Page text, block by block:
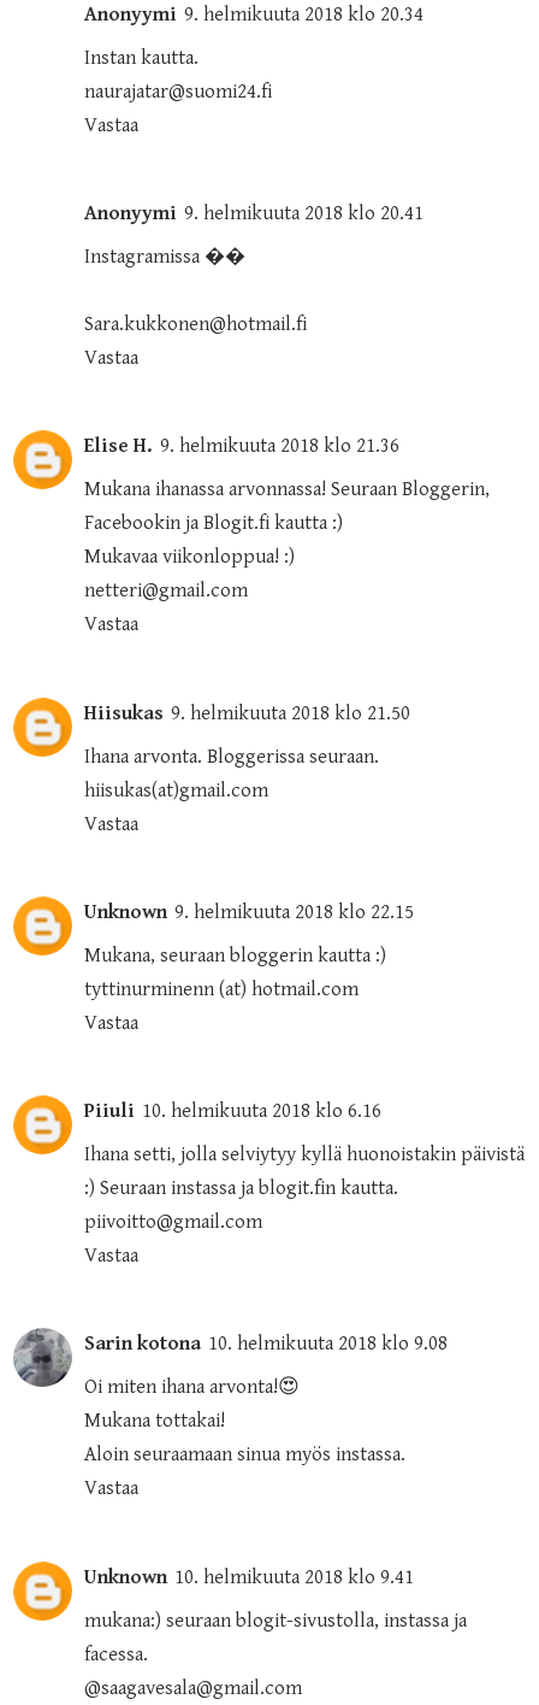
Anonyymi 9. helmikuuta 2018 klo 20.34
Instan kautta.
naurajatar@suomi24.fi
Vastaa
Anonyymi 9. helmikuuta 2018 klo 20.41
Instagramissa ��
Sara.kukkonen@hotmail.fi
Vastaa
Elise H. 9. helmikuuta 2018 klo 21.36
Mukana ihanassa arvonnassa! Seuraan Bloggerin,
Facebookin ja Blogit.fi kautta :)
Mukavaa viikonloppua! :)
netteri@gmail.com
Vastaa
Hiisukas 9. helmikuuta 2018 klo 21.50
Ihana arvonta. Bloggerissa seuraan.
hiisukas(at)gmail.com
Vastaa
Unknown 9. helmikuuta 2018 klo 22.15
Mukana, seuraan bloggerin kautta :)
tyttinurminenn (at) hotmail.com
Vastaa
Piiuli 10. helmikuuta 2018 klo 6.16
Ihana setti, jolla selviytyy kyllä huonoistakin päivistä
:) Seuraan instassa ja blogit.fin kautta.
piivoitto@gmail.com
Vastaa
Sarin kotona 10. helmikuuta 2018 klo 9.08
Oi miten ihana arvonta!😍
Mukana tottakai!
Aloin seuraamaan sinua myös instassa.
Vastaa
Unknown 10. helmikuuta 2018 klo 9.41
mukana:) seuraan blogit-sivustolla, instassa ja
facessa.
@saagavesala@gmail.com